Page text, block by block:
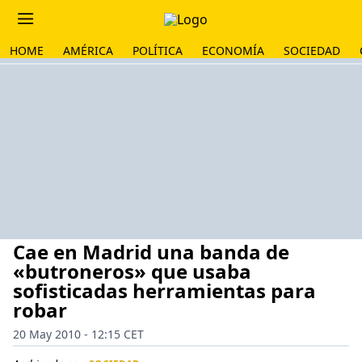
HOME AMÉRICA POLÍTICA ECONOMÍA SOCIEDAD
Cae en Madrid una banda de
«butroneros» que usaba
sofisticadas herramientas para
robar
20 May 2010 - 12:15 CET